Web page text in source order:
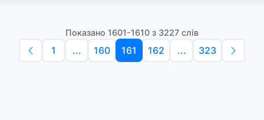
Показано 1601-1610 з 3227 слів
1 ... 160 161 162 ... 323